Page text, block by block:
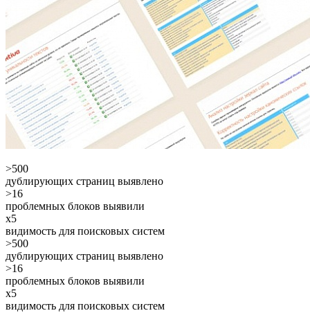
>500
дублирующих страниц выявлено
>16
проблемных блоков выявили
x5
видимость для поисковых систем
>500
дублирующих страниц выявлено
>16
проблемных блоков выявили
x5
видимость для поисковых систем